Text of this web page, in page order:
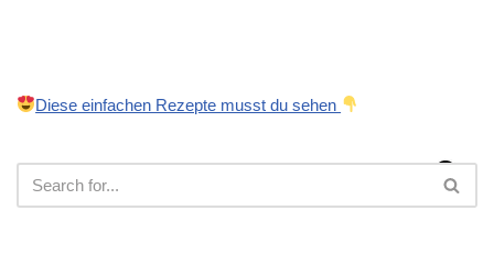
Diese einfachen Rezepte musst du sehen